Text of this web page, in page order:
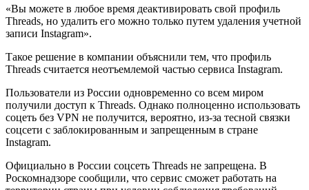
«Вы можете в любое время деактивировать свой профиль
Threads, но удалить его можно только путем удаления учетной
записи Instagram».
Такое решение в компании объяснили тем, что профиль
Threads считается неотъемлемой частью сервиса Instagram.
Пользователи из России одновременно со всем миром
получили доступ к Threads. Однако полноценно использовать
соцеть без VPN не получится, вероятно, из-за тесной связки
соцсети с заблокированным и запрещенным в стране
Instagram.
Официально в России соцсеть Threads не запрещена. В
Роскомнадзоре сообщили, что сервис сможет работать на